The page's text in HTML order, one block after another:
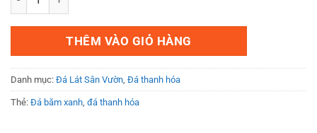
THÊM VÀO GIỎ HÀNG
Danh mục: Đá Lát Sân Vườn Đá thanh hóa
Thẻ: Đá băm xanh đá thanh hóa